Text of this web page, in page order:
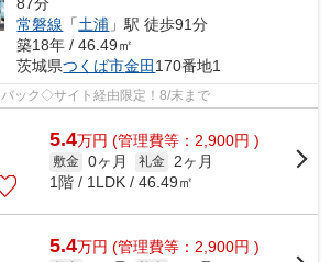
常磐線 「土浦 」駅 徒歩91分
築18年 / 46.49㎡
茨城県つくば市金田170番地1
ック◇サイト経由限定！8/末まで
5.4万円 (管理費等：2,900円 )
敷金 0ヶ月 礼金
2ヶ月
1階 / 1LDK / 46.49㎡
5.4万円 (管理費等：2,900円 )